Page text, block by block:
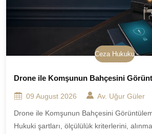
Ceza Hukuku
Drone ile Komşunun Bahçesini
09 August 2026 Av. Uğur Güler
Drone ile Komşunun Bahçesini
Hukuki şartları, ölçülülük kriterlerini,